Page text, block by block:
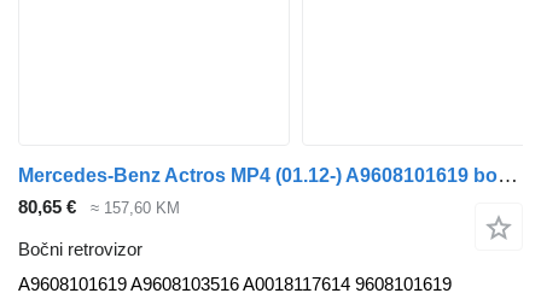
Mercedes-Benz Actros MP4 (01.12-) A9608101619 bočni retrovizor za Mercedes-Benz Actros MP4 Antos Arocs (2012-) tegljača
80,65 € ≈ 157,60 KM
Bočni retrovizor
A9608101619 A9608103516 A0018117614 9608101619